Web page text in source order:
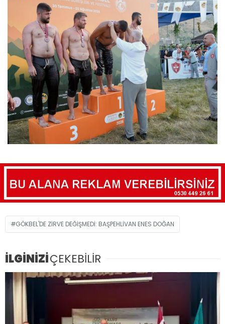
GÖKBEL'DE ZİRVE DEĞİŞMEDİ: BAŞPEHLİVAN ENES DOĞAN
İLGİNİZİÇEKEBİLİR